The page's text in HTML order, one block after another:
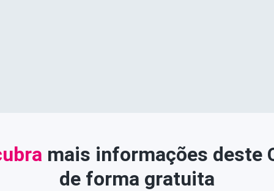
mais informações deste
de forma gratuita